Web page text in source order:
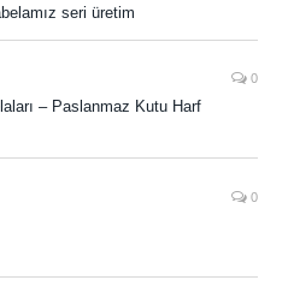
seri üretim
0
– Paslanmaz Kutu Harf
0